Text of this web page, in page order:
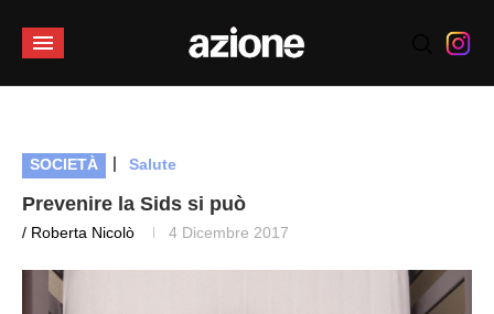
SOCIETÀ | Salute
Prevenire la Sids si può
/ Roberta Nicolò 4 Dicembre 2017